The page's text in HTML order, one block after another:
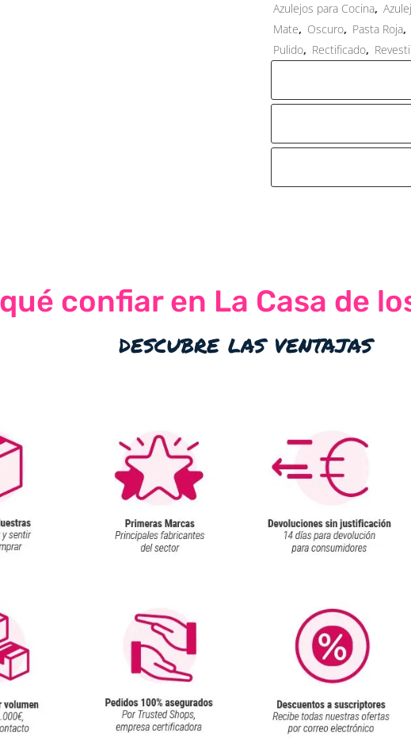
Azulejos para Cocina,
Mate, Oscuro, Pasta Roja,
Pulido, Rectificado,
confiar en La Casa de
descubre las ventajas